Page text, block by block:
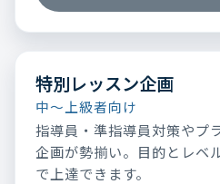
特別レッスン企画
中～上級者向け
指導員・準指導員対策やプ
企画が勢揃い。目的とレベ
で上達できます。